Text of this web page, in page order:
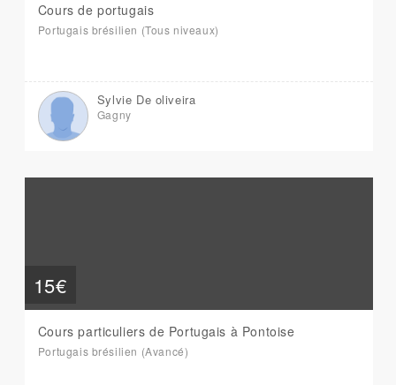
Cours de portugais
Portugais brésilien (Tous niveaux)
Sylvie De oliveira
Gagny
15€
Cours particuliers de Portugais à Pontoise
Portugais brésilien (Avancé)